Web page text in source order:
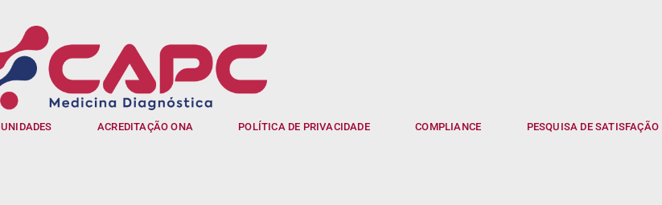
UNIDADES ACREDITAÇÃO ONA POLÍTICA DE PRIVACIDADE COMPLIANCE PESQUISA DE SATISFAÇÃO